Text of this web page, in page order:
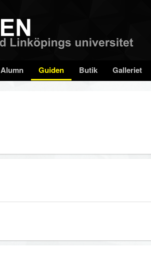
Alumn Guiden Butik Galleriet